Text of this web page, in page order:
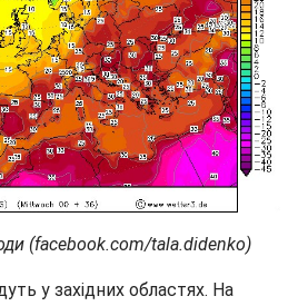
(facebook.com/tala.didenko)
у західних областях. На